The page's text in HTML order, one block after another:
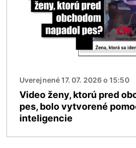
Uverejnené 17. 07. 2026 o 15:50
Video ženy, ktorú pred
pes, bolo vytvorené
inteligencie